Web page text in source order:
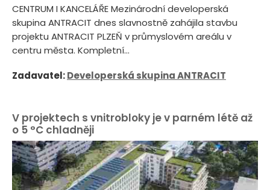
CENTRUM I KANCELÁŘE Mezinárodní developerská
skupina ANTRACIT dnes slavnostně zahájila stavbu
projektu ANTRACIT PLZEŇ v průmyslovém areálu v
centru města. Kompletní...
Zadavatel:Developerská skupina ANTRACIT
V projektech s vnitrobloky je v parném létě až
o 5 °C chladněji